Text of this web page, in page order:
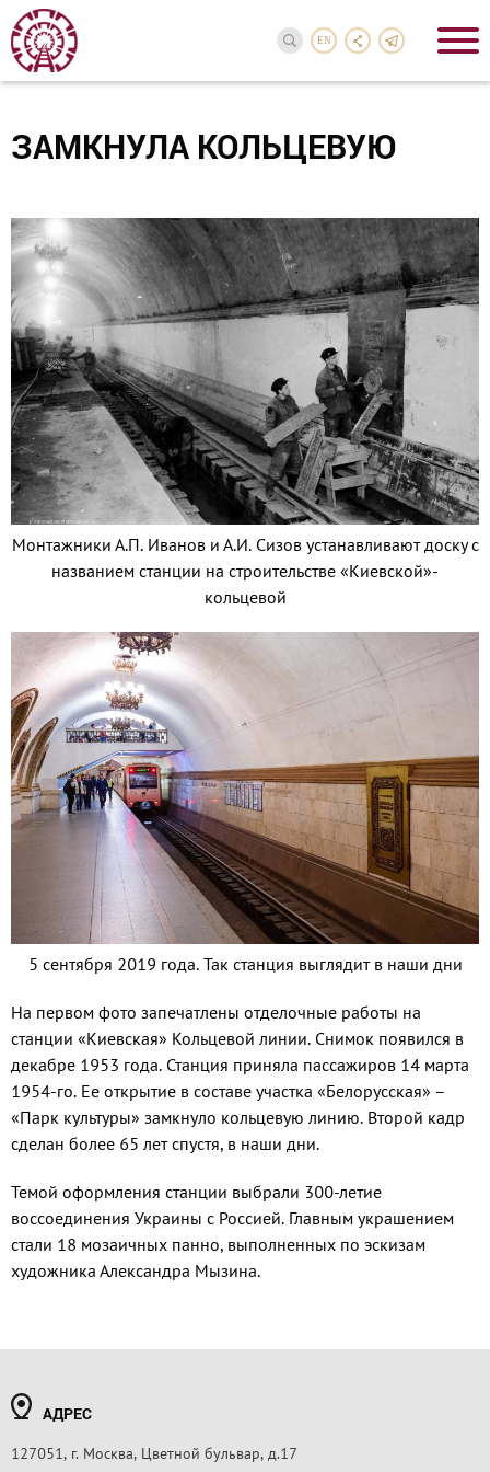
EN
ЗАМКНУЛА КОЛЬЦЕВУЮ
Монтажники А.П. Иванов и А.И. Сизов устанавливают доску с
названием станции на строительстве «Киевской»-
кольцевой
5 сентября 2019 года. Так станция выглядит в наши дни
На первом фото запечатлены отделочные работы на
станции «Киевская» Кольцевой линии. Снимок появился в
декабре 1953 года. Станция приняла пассажиров 14 марта
1954-го. Ее открытие в составе участка «Белорусская» –
«Парк культуры» замкнуло кольцевую линию. Второй кадр
сделан более 65 лет спустя, в наши дни.
Темой оформления станции выбрали 300-летие
воссоединения Украины с Россией. Главным украшением
стали 18 мозаичных панно, выполненных по эскизам
художника Александра Мызина.
АДРЕС
127051, г. Москва, Цветной бульвар, д.17